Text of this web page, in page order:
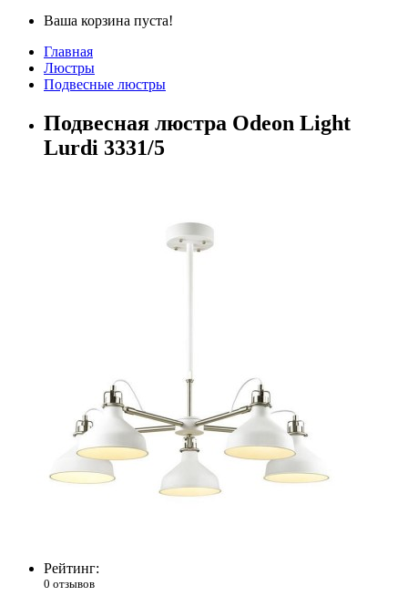
Ваша корзина пуста!
Главная
Люстры
Подвесные люстры
Подвесная люстра Odeon Light
Lurdi 3331/5
Рейтинг:
0 отзывов